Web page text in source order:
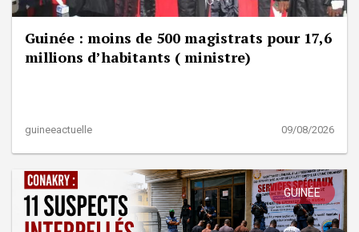
Guinée : moins de 500 magistrats pour 17,6
millions d’habitants ( ministre)
guineeactuelle 09/08/2026
GUINÉE